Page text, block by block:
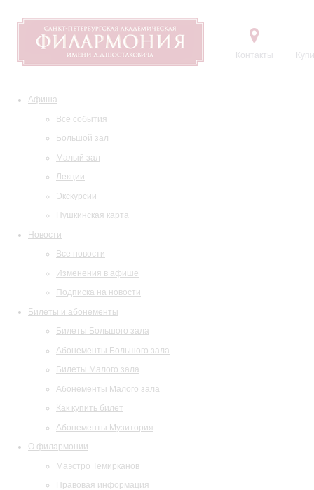
Контакты
Афиша
Все события
Большой зал
Малый зал
Лекции
Экскурсии
Пушкинская карта
Новости
Все новости
Изменения в афише
Подписка на новости
Билеты и абонементы
Билеты Большого зала
Абонементы Большого зала
Билеты Малого зала
Абонементы Малого зала
Как купить билет
Абонементы Музитория
О филармонии
Маэстро Темирканов
Правовая информация